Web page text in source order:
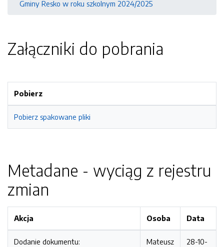
Gminy Resko w roku szkolnym 2024/2025
Załączniki do pobrania
Pobierz
Pobierz spakowane pliki
Metadane - wyciąg z rejestru
zmian
Akcja Osoba Data
Dodanie dokumentu:
Mateusz
28-10-